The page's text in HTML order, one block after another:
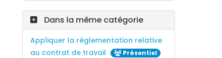
Dans la même catégorie
Appliquer la règlementation relative
au contrat de travail
Présentiel